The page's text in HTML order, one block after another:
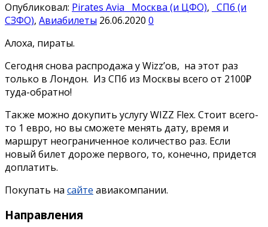
Опубликовал: Pirates Avia Москва (и ЦФО), СПб (и
СЗФО), Авиабилеты 26.06.2020 0
Алоха, пираты.
Сегодня снова распродажа у Wizz’ов, на этот раз
только в Лондон. Из СПб из Москвы всего от 2100₽
туда-обратно!
Также можно докупить услугу WIZZ Flex. Стоит всего-
то 1 евро, но вы сможете менять дату, время и
маршрут неограниченное количество раз. Если
новый билет дороже первого, то, конечно, придется
доплатить.
Покупать на сайте авиакомпании.
Направления